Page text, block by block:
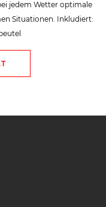
jedem Wetter optimale
Situationen. Inkludiert: